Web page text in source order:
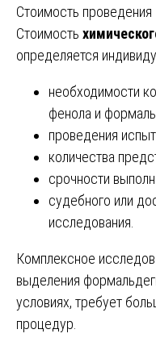
Стоимость проведения
Стоимость
определяется
необходимости
фенола и
проведения
количества
срочности
судебного или
исследования.
Комплексное
выделения
условиях, требует
процедур.